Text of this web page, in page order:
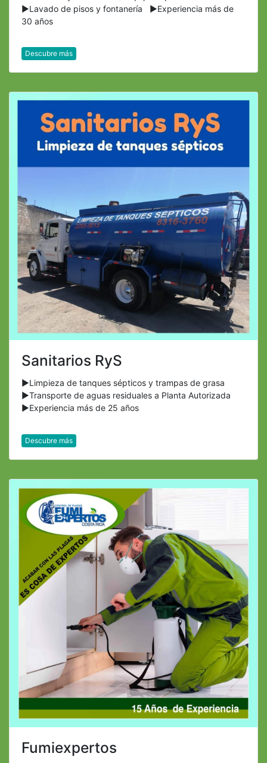
►Lavado de pisos y fontanería ►Experiencia más de
30 años
Descubre más
Sanitarios RyS
►Limpieza de tanques sépticos y trampas de grasa
►Transporte de aguas residuales a Planta Autorizada
►Experiencia más de 25 años
Descubre más
Fumiexpertos